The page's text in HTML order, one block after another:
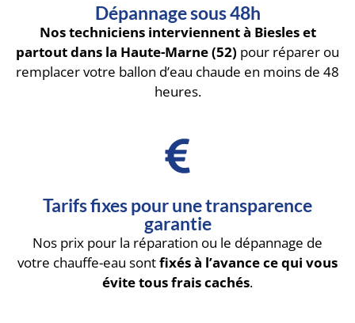
Dépannage sous 48h
Nos techniciens interviennent à Biesles et
partout dans la Haute-Marne (52) pour réparer ou
remplacer votre ballon d’eau chaude en moins de 48
heures.
Tarifs fixes pour une transparence
garantie
Nos prix pour la réparation ou le dépannage de
votre chauffe-eau sontfixés à l’avance ce qui vous
évite tous frais cachés.